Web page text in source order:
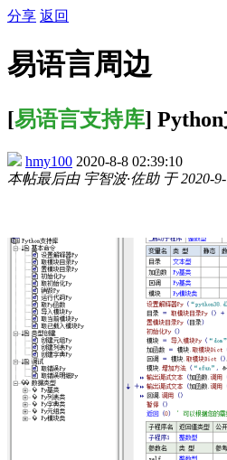
分享 返回
易语言周边
[易语言支持库]
hmy100 2020-8-8 02:39:10
本帖最后由 宇智波·佐助 于 2020-